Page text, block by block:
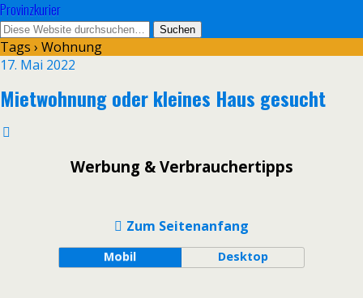
Provinzkurier
Tags › Wohnung
17. Mai 2022
Mietwohnung oder kleines Haus gesucht
Werbung & Verbrauchertipps
Zum Seitenanfang
Mobil Desktop